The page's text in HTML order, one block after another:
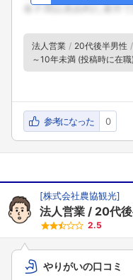
法人営業 20代後半男性
～10年未満 (投稿時に在職)
参考になった 0
[株式会社農協観光]
法人営業 20代
2.5
やりがいの口コミ